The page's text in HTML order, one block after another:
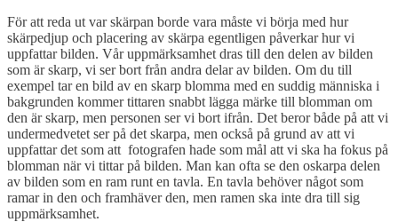
För att reda ut var skärpan borde vara måste vi börja med hur
skärpedjup och placering av skärpa egentligen påverkar hur vi
uppfattar bilden. Vår uppmärksamhet dras till den delen av bilden
som är skarp, vi ser bort från andra delar av bilden. Om du till
exempel tar en bild av en skarp blomma med en suddig människa i
bakgrunden kommer tittaren snabbt lägga märke till blomman om
den är skarp, men personen ser vi bort ifrån. Det beror både på att vi
undermedvetet ser på det skarpa, men också på grund av att vi
uppfattar det som att fotografen hade som mål att vi ska ha fokus på
blomman när vi tittar på bilden. Man kan ofta se den oskarpa delen
av bilden som en ram runt en tavla. En tavla behöver något som
ramar in den och framhäver den, men ramen ska inte dra till sig
uppmärksamhet.